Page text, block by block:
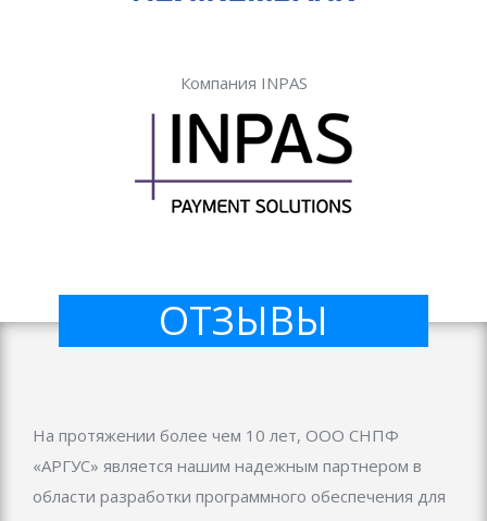
Компания INPAS
ОТЗЫВЫ
На протяжении более чем 10 лет, ООО СНПФ
«АРГУС» является нашим надежным партнером в
области разработки программного обеспечения для